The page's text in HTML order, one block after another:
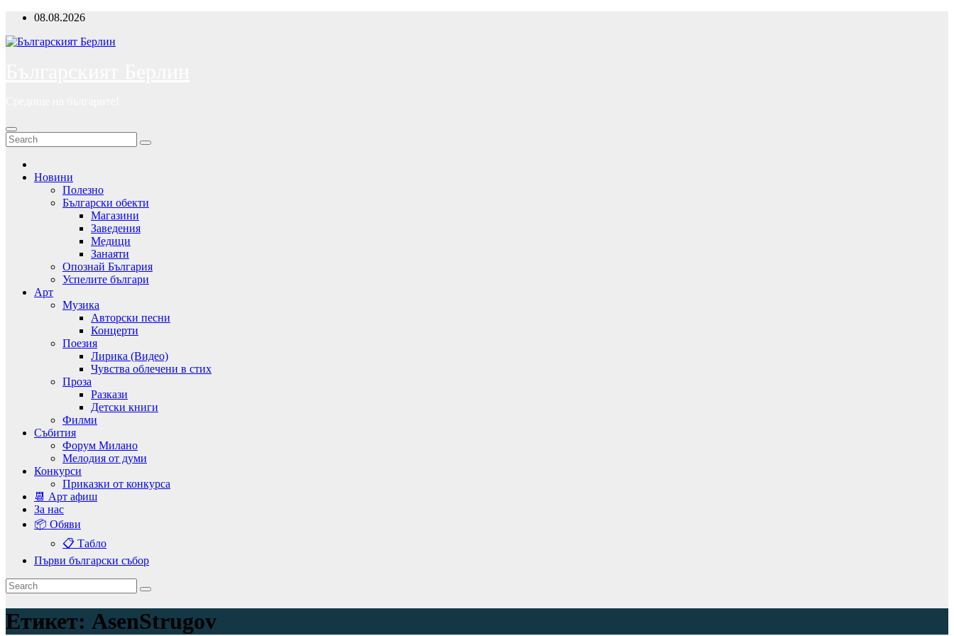
Skip
content
08.08.2026
Новини
Полезно
Български обекти
Магазини
Заведения
Медици
Занаяти
Опознай България
Успелите българи
Арт
Музика
Авторски песни
Концерти
Поезия
Лирика (Видео)
Чувства облечени в стих
Проза
Разкази
Детски книги
Филми
Събития
Форум Милано
Мелодия от думи
Конкурси
Приказки от конкурса
📆 Арт афиш
За нас
📦 Обяви
📋 Табло
Първи български събор
Етикет: AsenStrugov